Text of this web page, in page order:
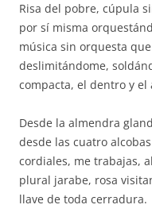
Risa del pobre, cúpula
por sí misma
música sin orquesta
deslimitándome,
compacta, el dentro y el
Desde la almendra
desde las cuatro alcobas
cordiales, me trabajas,
plural jarabe, rosa
llave de toda cerradura.